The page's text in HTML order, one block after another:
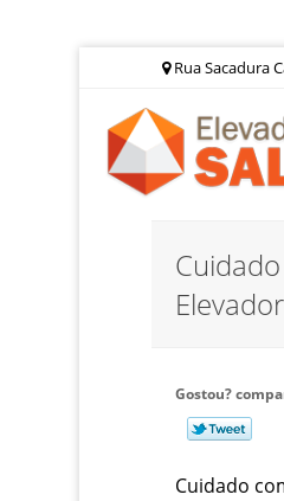
Rua Sacadura
Gostou?
Cuidado